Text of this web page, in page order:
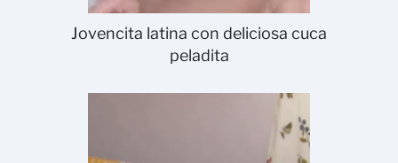
Jovencita latina con deliciosa cuca
peladita